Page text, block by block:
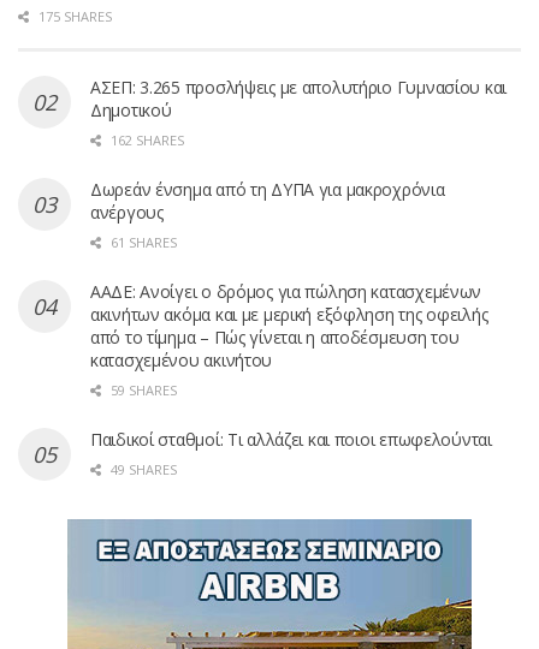
175 SHARES
ΑΣΕΠ: 3.265 προσλήψεις με απολυτήριο Γυμνασίου και
Δημοτικού
162 SHARES
Δωρεάν ένσημα από τη ΔΥΠΑ για μακροχρόνια
ανέργους
61 SHARES
ΑΑΔΕ: Ανοίγει ο δρόμος για πώληση κατασχεμένων
ακινήτων ακόμα και με μερική εξόφληση της οφειλής
από το τίμημα – Πώς γίνεται η αποδέσμευση του
κατασχεμένου ακινήτου
59 SHARES
Παιδικοί σταθμοί: Τι αλλάζει και ποιοι επωφελούνται
49 SHARES